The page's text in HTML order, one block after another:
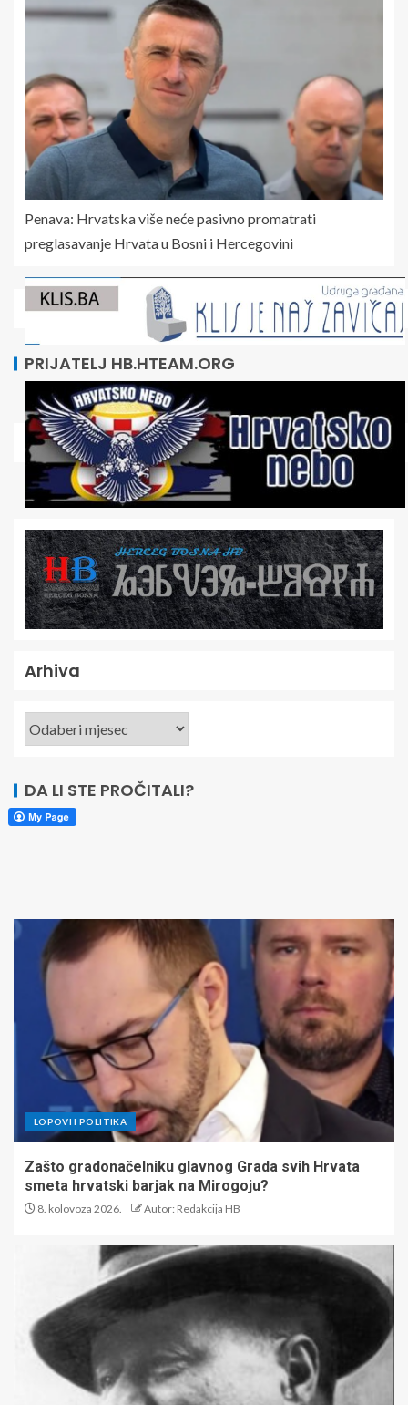
Penava: Hrvatska više neće pasivno promatrati
preglasavanje Hrvata u Bosni i Hercegovini
PRIJATELJ HB.HTEAM.ORG
Arhiva
DA LI STE PROČITALI?
LOPOVI I POLITIKA
Zašto gradonačelniku glavnog Grada svih Hrvata
smeta hrvatski barjak na Mirogoju?
8. kolovoza 2026. Autor: Redakcija HB